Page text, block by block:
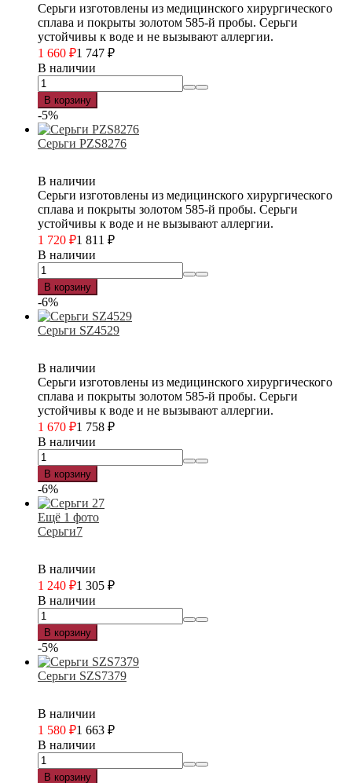
Серьги изготовлены из медицинского хирургического
сплава и покрыты золотом 585-й пробы. Серьги
устойчивы к воде и не вызывают аллергии.
1 660 ₽1 747 ₽
В наличии
В корзину
-5%
Серьги PZS8276
В наличии
Серьги изготовлены из медицинского хирургического
сплава и покрыты золотом 585-й пробы. Серьги
устойчивы к воде и не вызывают аллергии.
1 720 ₽1 811 ₽
В наличии
В корзину
-6%
Серьги SZ4529
В наличии
Серьги изготовлены из медицинского хирургического
сплава и покрыты золотом 585-й пробы. Серьги
устойчивы к воде и не вызывают аллергии.
1 670 ₽1 758 ₽
В наличии
В корзину
-6%
Ещё 1 фото
Серьги7
В наличии
1 240 ₽1 305 ₽
В наличии
В корзину
-5%
Серьги SZS7379
В наличии
1 580 ₽1 663 ₽
В наличии
В корзину